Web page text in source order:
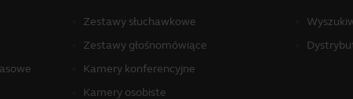
Zestawy słuchawkowe
Zestawy głośnomówiące
Kamery konferencyjne
Kamery osobiste